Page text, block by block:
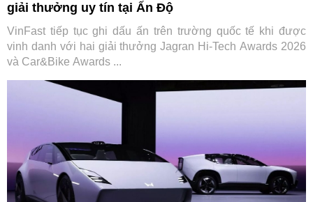
giải thưởng uy tín tại Ấn Độ
VinFast tiếp tục ghi dấu ấn trên trường quốc tế khi được
vinh danh với hai giải thưởng Jagran Hi-Tech Awards 2026
và Car&Bike Awards ...